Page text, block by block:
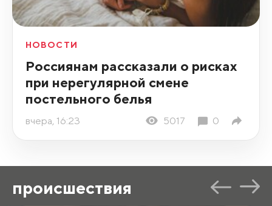
НОВОСТИ
Россиянам рассказали о рисках
при нерегулярной смене
постельного белья
вчера, 16:23 5017 0
происшествия